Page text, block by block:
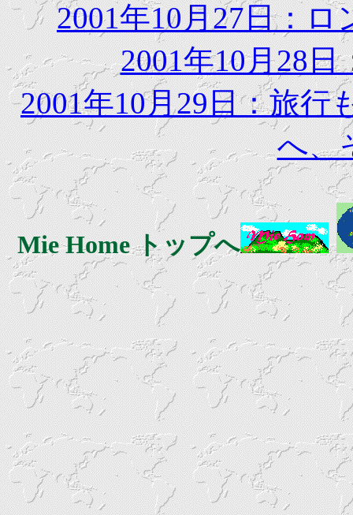
2001年10月27日：
2001年10月28
2001年10月29日：旅
へ、
Mie Home トップへ